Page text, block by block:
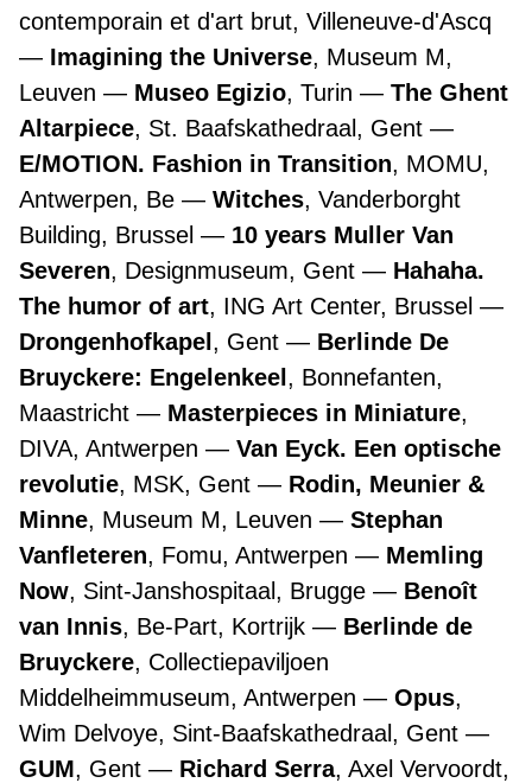
contemporain et d'art brut, Villeneuve-d'Ascq
Imagining the Universe, Museum M,
Leuven
Museo Egizio, Turin
The Ghent
Altarpiece, St. Baafskathedraal, Gent
E/MOTION. Fashion in Transition, MOMU,
Antwerpen, Be
Witches, Vanderborght
Building, Brussel
10 years Muller Van
Severen, Designmuseum, Gent
Hahaha.
The humor of art, ING Art Center, Brussel
Drongenhofkapel , Gent
Berlinde De
Bruyckere: Engelenkeel , Bonnefanten,
Maastricht
Masterpieces in Miniature,
DIVA, Antwerpen
Van Eyck. Een optische
revolutie, MSK, Gent
Rodin, Meunier &
Minne, Museum M, Leuven
Stephan
Vanfleteren, Fomu, Antwerpen
Memling
Now, Sint-Janshospitaal, Brugge
Benoît
van Innis, Be-Part, Kortrijk
Berlinde de
Bruyckere, Collectiepaviljoen
Middelheimmuseum, Antwerpen
Opus,
Wim Delvoye, Sint-Baafskathedraal, Gent
GUM, Gent Richard Serra, Axel Vervoordt,